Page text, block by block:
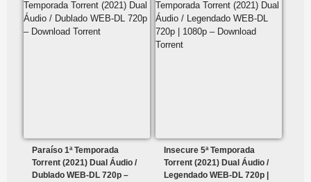
Paraíso 1ª Temporada
Torrent (2021) Dual Áudio /
Dublado WEB-DL 720p –
Insecure 5ª Temporada
Torrent (2021) Dual Áudio /
Legendado WEB-DL 720p |